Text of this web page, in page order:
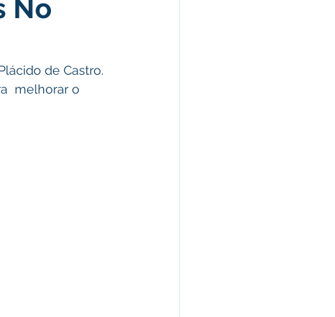
No
melhorar o